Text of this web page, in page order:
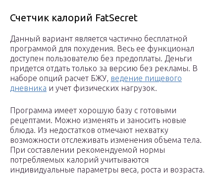
Счетчик калорий FatSecret
Данный вариант является частично бесплатной
программой для похудения. Весь ее функционал
доступен пользователю без предоплаты. Деньги
придется отдать только за версию без рекламы. В
наборе опций расчет БЖУ, ведение пищевого
дневника и учет физических нагрузок.
Программа имеет хорошую базу с готовыми
рецептами. Можно изменять и заносить новые
блюда. Из недостатков отмечают нехватку
возможности отслеживать изменения объема тела.
При составлении рекомендуемой нормы
потребляемых калорий учитываются
индивидуальные параметры веса, роста и возраста.